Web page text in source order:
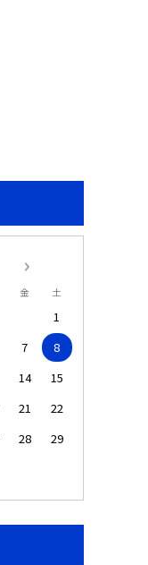
金 土
1
7
8
14
15
21
22
28
29